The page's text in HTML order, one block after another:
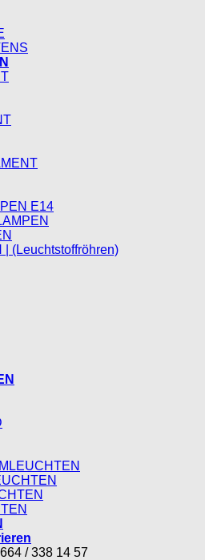
E14
| (Leuchtstoffröhren)
/ 338 14 57